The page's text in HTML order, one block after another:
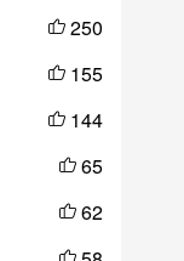
 250
 155
 144
 65
 62